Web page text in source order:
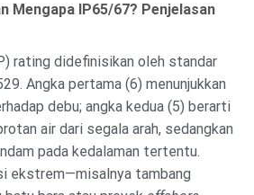
Mengapa IP65/67? Penjelasan
rating didefinisikan oleh standar
Angka pertama (6) menunjukkan
debu; angka kedua (5) berarti
air dari segala arah, sedangkan
pada kedalaman tertentu.
ekstrem—misalnya tambang